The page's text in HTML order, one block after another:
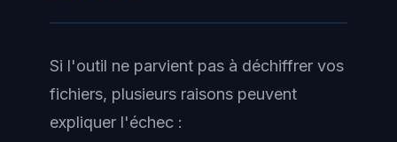
Si l'outil ne parvient pas à déchiffrer vos
fichiers, plusieurs raisons peuvent
expliquer l'échec :